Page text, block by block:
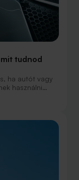
tudnod
ha autót vagy
használni
fizetniük.